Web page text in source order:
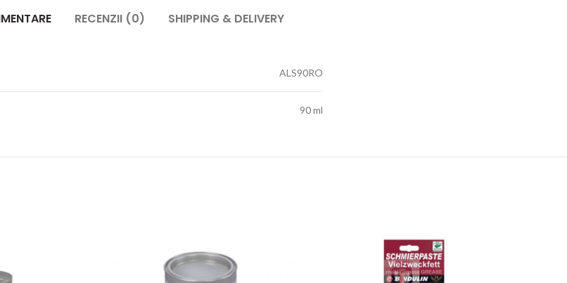
RECENZII (0) SHIPPING & DELIVERY
ALS90RO
90 ml